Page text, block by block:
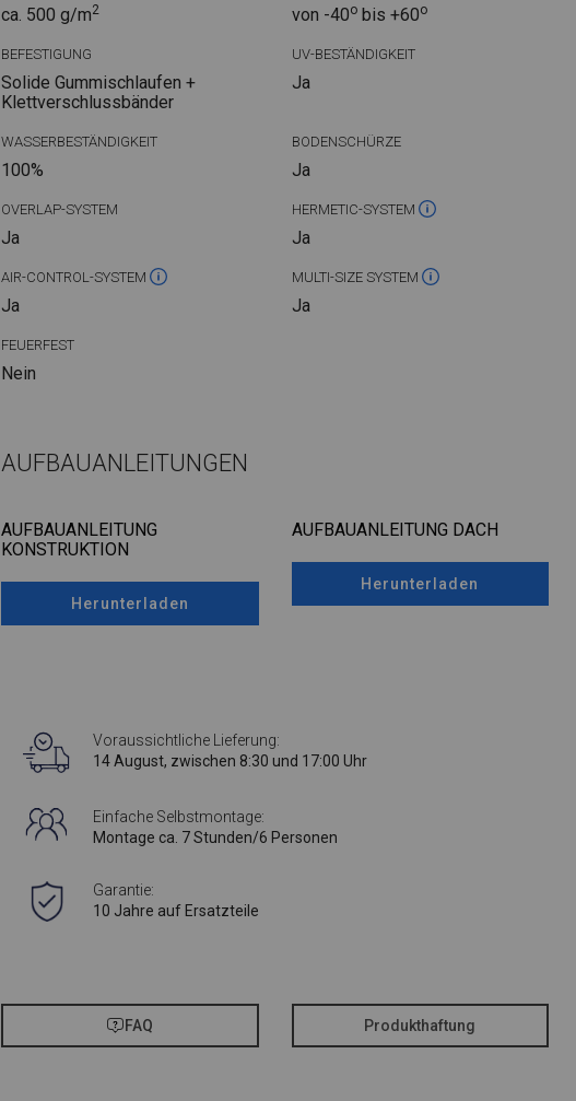
ca. 500 g/m2 von -40obis +60o
BEFESTIGUNG
Solide Gummischlaufen +
Klettverschlussbänder
UV-BESTÄNDIGKEIT
Ja
WASSERBESTÄNDIGKEIT
100%
BODENSCHÜRZE
Ja
OVERLAP-SYSTEM
Ja
HERMETIC-SYSTEM
Ja
AIR-CONTROL-SYSTEM
Ja
MULTI-SIZE SYSTEM
Ja
FEUERFEST
Nein
AUFBAUANLEITUNGEN
AUFBAUANLEITUNG
KONSTRUKTION
Herunterladen
AUFBAUANLEITUNG DACH
Herunterladen
Voraussichtliche Lieferung:
14 August, zwischen 8:30 und 17:00 Uhr
Einfache Selbstmontage:
Montage ca. 7 Stunden/6 Personen
Garantie:
10 Jahre auf Ersatzteile
FAQ Produkthaftung